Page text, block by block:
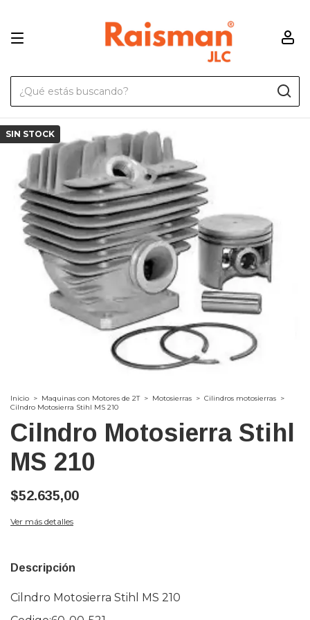
SIN STOCK
Inicio > Maquinas con Motores de 2T > Motosierras > Cilindros motosierras >
Cilndro Motosierra Stihl MS 210
Cilndro Motosierra Stihl
MS 210
$52.635,00
Ver más detalles
Descripción
Cilndro Motosierra Stihl MS 210